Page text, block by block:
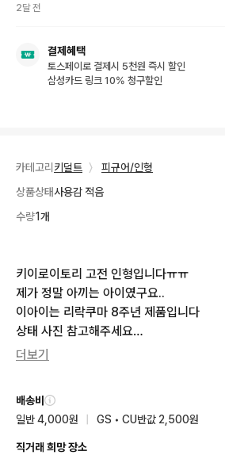
2달 전
결제혜택
토스페이로 결제시 5천원 즉시 할인
삼성카드 링크 10% 청구할인
카테고리 키덜트 〉
피규어/인형
상품상태사용감 적음
수량1개
키이로이토리 고전 인형입니다ㅠㅠ
제가 정말 아끼는 아이였구요..
이아이는 리락쿠마 8주년 제품입니다
상태 사진 참고해주세요
구매후 소장만 했던 터라 사용감은 적습니다
연락주세요ㅠㅠ❤️
더보기
배송비
일반 4,000원
GS • CU반값 2,500원
직거래 희망 장소